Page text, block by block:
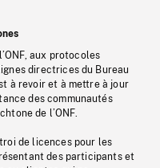
aux protocoles
directrices du Bureau
à revoir et à mettre à jour
des communautés
de l’ONF.
de licences pour les
des participants et